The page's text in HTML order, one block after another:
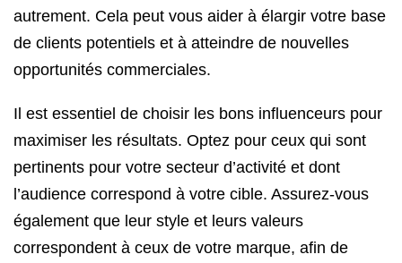
autrement. Cela peut vous aider à élargir votre base
de clients potentiels et à atteindre de nouvelles
opportunités commerciales.
Il est essentiel de choisir les bons influenceurs pour
maximiser les résultats. Optez pour ceux qui sont
pertinents pour votre secteur d’activité et dont
l’audience correspond à votre cible. Assurez-vous
également que leur style et leurs valeurs
correspondent à ceux de votre marque, afin de